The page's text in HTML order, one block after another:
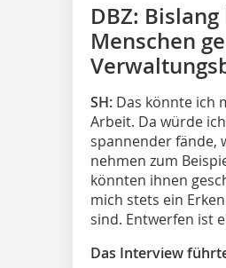
DBZ:
Menschen
SH: Das könnte ich
Arbeit. Da würde
spannender fände,
nehmen zum
könnten ihnen
mich stets ein
sind. Entwerfen ist
Das Interview